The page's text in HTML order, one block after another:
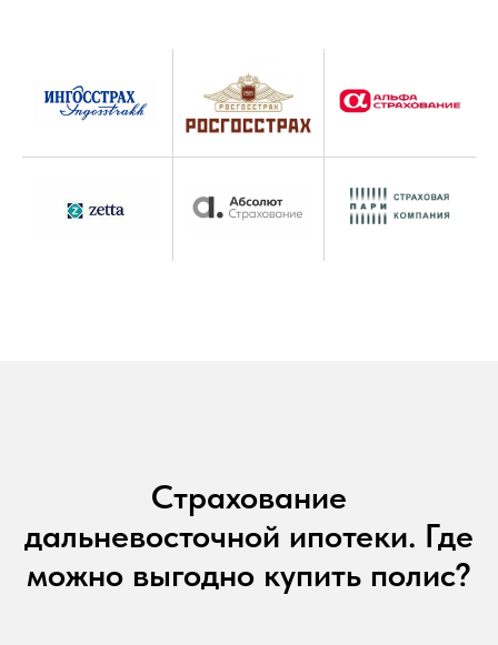
Страхование
дальневосточной ипотеки. Где
можно выгодно купить полис?